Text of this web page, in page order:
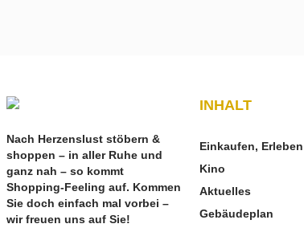
Nach Herzenslust stöbern &
shoppen – in aller Ruhe und
ganz nah – so kommt
Shopping-Feeling auf. Kommen
Sie doch einfach mal vorbei –
wir freuen uns auf Sie!
INHALT
Einkaufen,
Kino
Aktuelles
Gebäudeplan